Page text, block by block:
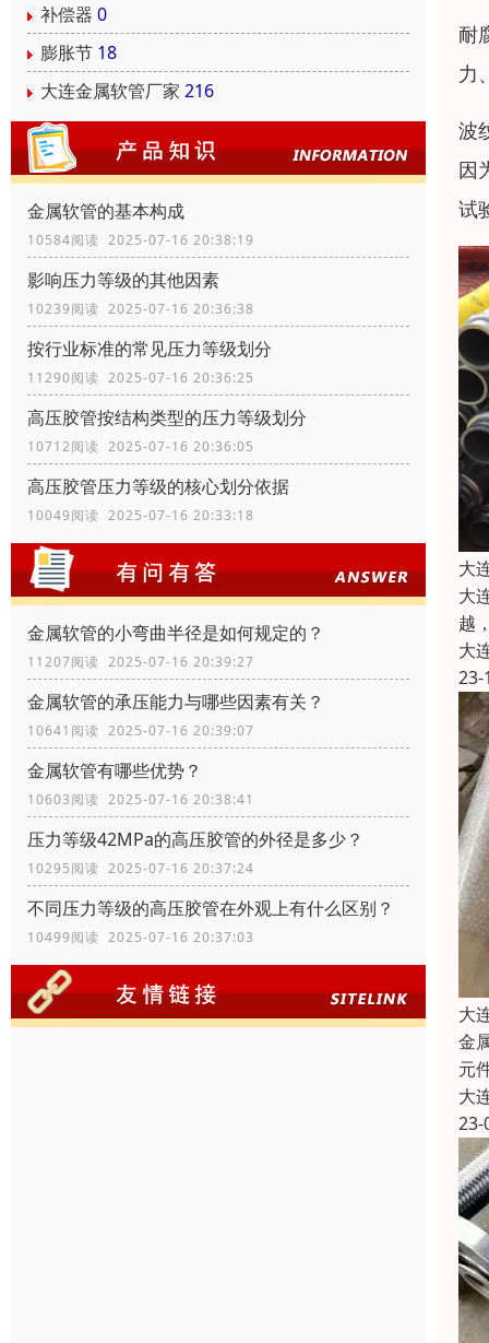
补偿器 0
膨胀节 18
大连金属软管厂家 216
金属软管的基本构成
10584阅读 2025-07-16 20:38:19
影响压力等级的其他因素
10239阅读 2025-07-16 20:36:38
按行业标准的常见压力等级划分
11290阅读 2025-07-16 20:36:25
高压胶管按结构类型的压力等级划分
10712阅读 2025-07-16 20:36:05
高压胶管压力等级的核心划分依据
10049阅读 2025-07-16 20:33:18
金属软管的小弯曲半径是如何规定的？
11207阅读 2025-07-16 20:39:27
金属软管的承压能力与哪些因素有关？
10641阅读 2025-07-16 20:39:07
金属软管有哪些优势？
10603阅读 2025-07-16 20:38:41
压力等级42MPa的高压胶管的外径是多少？
10295阅读 2025-07-16 20:37:24
不同压力等级的高压胶管在外观上有什么区别？
10499阅读 2025-07-16 20:37:03
耐
力
波
因
试
大
大
越
大
23-
大
金
元
大
23-